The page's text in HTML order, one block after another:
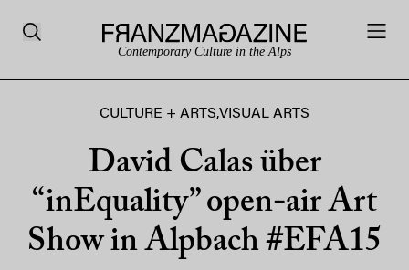
Contemporary Culture in the Alps
CULTURE + ARTS,VISUAL ARTS
David Calas über
“inEquality” open-air Art
Show in Alpbach #EFA15